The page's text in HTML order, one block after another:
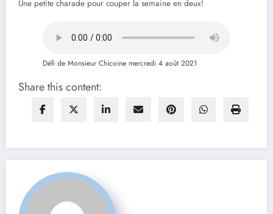
Une petite charade pour couper la semaine en deux!
Défi de Monsieur Chicoine mercredi 4 août 2021
Share this content: